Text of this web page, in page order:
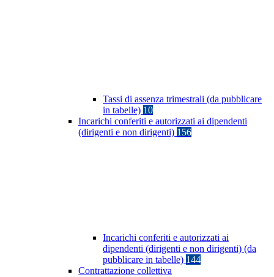
Tassi di assenza trimestrali (da pubblicare
in tabelle) 10
Incarichi conferiti e autorizzati ai dipendenti
(dirigenti e non dirigenti) 156
Incarichi conferiti e autorizzati ai
dipendenti (dirigenti e non dirigenti) (da
pubblicare in tabelle) 144
Contrattazione collettiva